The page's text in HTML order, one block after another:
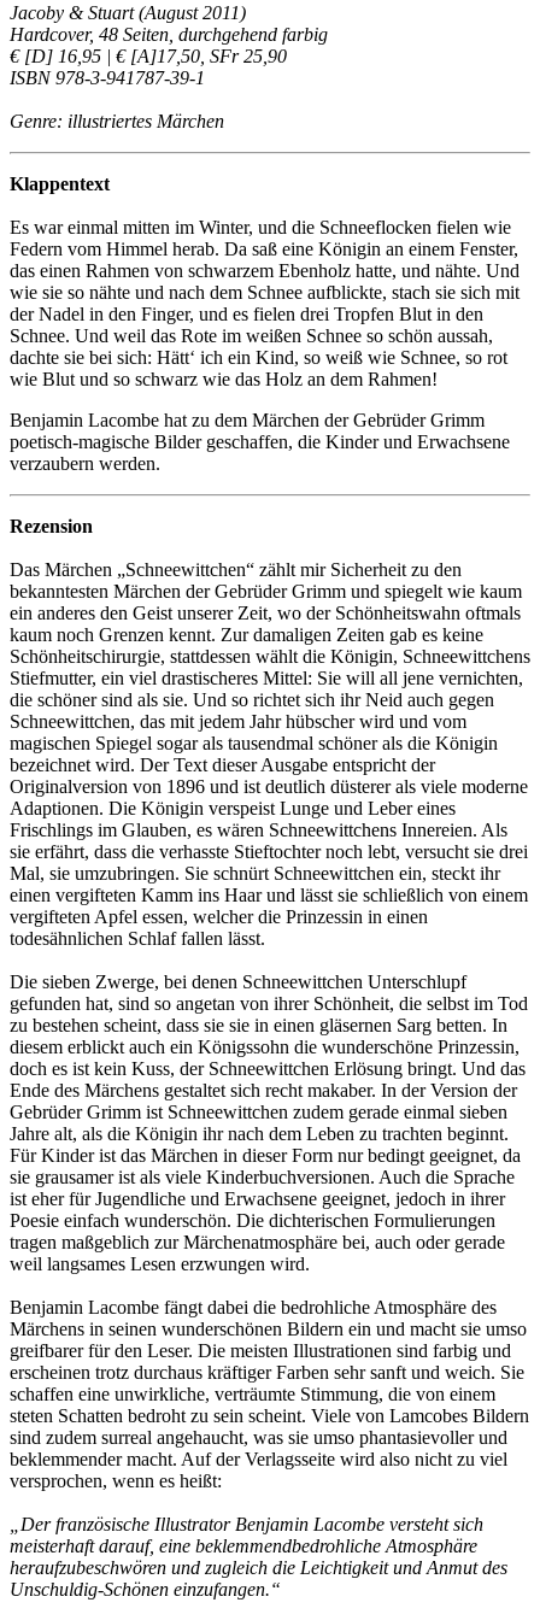
Jacoby & Stuart (August 2011)
Hardcover, 48 Seiten, durchgehend farbig
€ [D] 16,95 | € [A]17,50, SFr 25,90
ISBN 978-3-941787-39-1
Genre: illustriertes Märchen
Klappentext
Es war einmal mitten im Winter, und die Schneeflocken fielen wie
Federn vom Himmel herab. Da saß eine Königin an einem Fenster,
das einen Rahmen von schwarzem Ebenholz hatte, und nähte. Und
wie sie so nähte und nach dem Schnee aufblickte, stach sie sich mit
der Nadel in den Finger, und es fielen drei Tropfen Blut in den
Schnee. Und weil das Rote im weißen Schnee so schön aussah,
dachte sie bei sich: Hätt‘ ich ein Kind, so weiß wie Schnee, so rot
wie Blut und so schwarz wie das Holz an dem Rahmen!
Benjamin Lacombe hat zu dem Märchen der Gebrüder Grimm
poetisch-magische Bilder geschaffen, die Kinder und Erwachsene
verzaubern werden.
Rezension
Das Märchen „Schneewittchen“ zählt mir Sicherheit zu den
bekanntesten Märchen der Gebrüder Grimm und spiegelt wie kaum
ein anderes den Geist unserer Zeit, wo der Schönheitswahn oftmals
kaum noch Grenzen kennt. Zur damaligen Zeiten gab es keine
Schönheitschirurgie, stattdessen wählt die Königin, Schneewittchens
Stiefmutter, ein viel drastischeres Mittel: Sie will all jene vernichten,
die schöner sind als sie. Und so richtet sich ihr Neid auch gegen
Schneewittchen, das mit jedem Jahr hübscher wird und vom
magischen Spiegel sogar als tausendmal schöner als die Königin
bezeichnet wird. Der Text dieser Ausgabe entspricht der
Originalversion von 1896 und ist deutlich düsterer als viele moderne
Adaptionen. Die Königin verspeist Lunge und Leber eines
Frischlings im Glauben, es wären Schneewittchens Innereien. Als
sie erfährt, dass die verhasste Stieftochter noch lebt, versucht sie drei
Mal, sie umzubringen. Sie schnürt Schneewittchen ein, steckt ihr
einen vergifteten Kamm ins Haar und lässt sie schließlich von einem
vergifteten Apfel essen, welcher die Prinzessin in einen
todesähnlichen Schlaf fallen lässt.
Die sieben Zwerge, bei denen Schneewittchen Unterschlupf
gefunden hat, sind so angetan von ihrer Schönheit, die selbst im Tod
zu bestehen scheint, dass sie sie in einen gläsernen Sarg betten. In
diesem erblickt auch ein Königssohn die wunderschöne Prinzessin,
doch es ist kein Kuss, der Schneewittchen Erlösung bringt. Und das
Ende des Märchens gestaltet sich recht makaber. In der Version der
Gebrüder Grimm ist Schneewittchen zudem gerade einmal sieben
Jahre alt, als die Königin ihr nach dem Leben zu trachten beginnt.
Für Kinder ist das Märchen in dieser Form nur bedingt geeignet, da
sie grausamer ist als viele Kinderbuchversionen. Auch die Sprache
ist eher für Jugendliche und Erwachsene geeignet, jedoch in ihrer
Poesie einfach wunderschön. Die dichterischen Formulierungen
tragen maßgeblich zur Märchenatmosphäre bei, auch oder gerade
weil langsames Lesen erzwungen wird.
Benjamin Lacombe fängt dabei die bedrohliche Atmosphäre des
Märchens in seinen wunderschönen Bildern ein und macht sie umso
greifbarer für den Leser. Die meisten Illustrationen sind farbig und
erscheinen trotz durchaus kräftiger Farben sehr sanft und weich. Sie
schaffen eine unwirkliche, verträumte Stimmung, die von einem
steten Schatten bedroht zu sein scheint. Viele von Lamcobes Bildern
sind zudem surreal angehaucht, was sie umso phantasievoller und
beklemmender macht. Auf der Verlagsseite wird also nicht zu viel
versprochen, wenn es heißt:
„Der französische Illustrator Benjamin Lacombe versteht sich
meisterhaft darauf, eine beklemmendbedrohliche Atmosphäre
heraufzubeschwören und zugleich die Leichtigkeit und Anmut des
Unschuldig-Schönen einzufangen.“